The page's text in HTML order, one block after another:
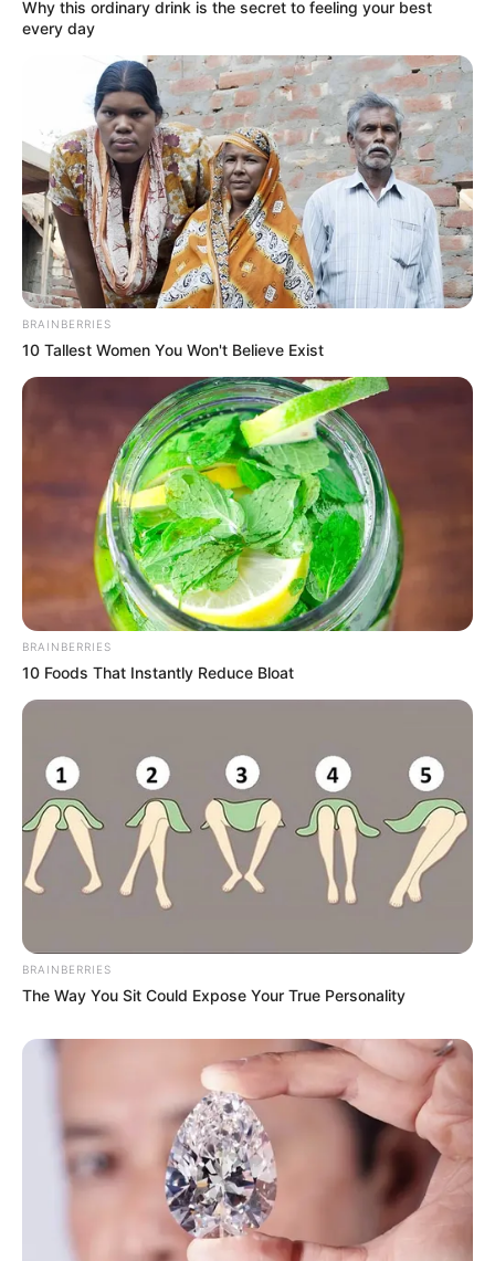
Why this ordinary drink is the secret to feeling your best
every day
BRAINBERRIES
10 Tallest Women You Won't Believe Exist
BRAINBERRIES
10 Foods That Instantly Reduce Bloat
BRAINBERRIES
The Way You Sit Could Expose Your True Personality